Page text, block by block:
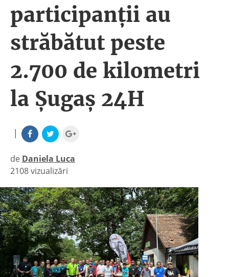
participanții au
străbătut peste
2.700 de kilometri
la Șugaș 24H
|
de Daniela Luca
|
2108 vizualizări